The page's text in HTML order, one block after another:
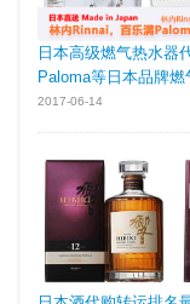
日本高级燃气热水器
Paloma等日本品牌燃
2017-06-14